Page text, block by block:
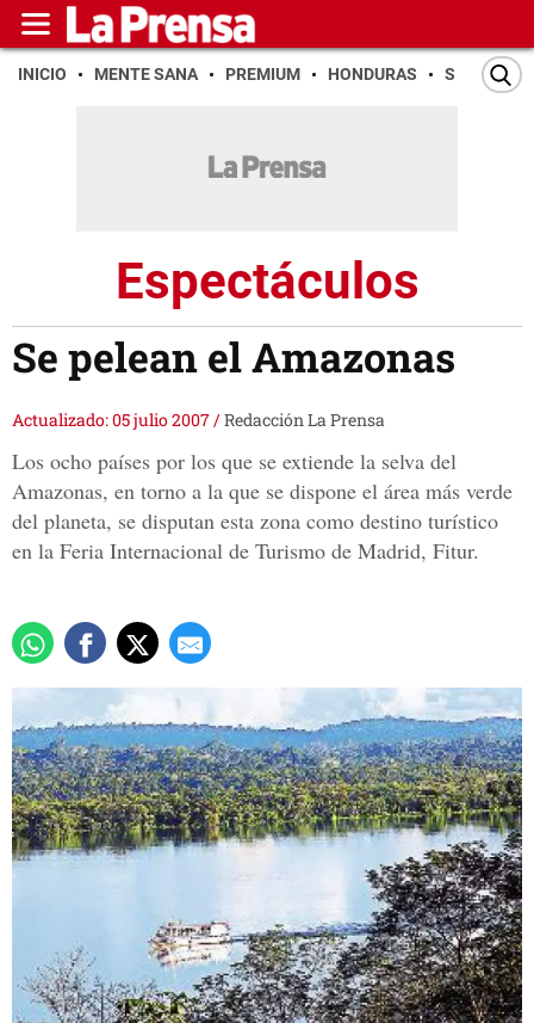
INICIO MENTE SANA PREMIUM HONDURAS SAN PEDRO
Espectáculos
Se pelean el Amazonas
Actualizado: 05 julio 2007/Redacción La Prensa
Los ocho países por los que se extiende la selva del
Amazonas, en torno a la que se dispone el área más verde
del planeta, se disputan esta zona como destino turístico
en la Feria Internacional de Turismo de Madrid, Fitur.